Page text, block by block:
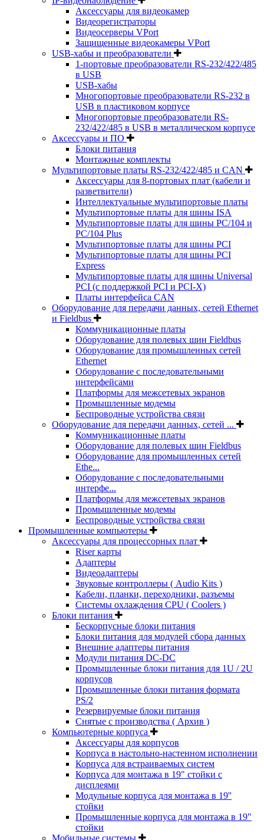
Аксессуары для видеокамер
Видеорегистраторы
Видеосерверы VPort
Защищенные видеокамеры VPort
USB-хабы и преобразователи
1-портовые преобразователи RS-232/422/485
в USB
USB-хабы
Многопортовые преобразователи RS-232 в
USB в пластиковом корпусе
Многопортовые преобразователи RS-
232/422/485 в USB в металлическом корпусе
Аксессуары и ПО
Блоки питания
Монтажные комплекты
Мультипортовые платы RS-232/422/485 и CAN
Аксессуары для 8-портовых плат (кабели и
разветвители)
Интеллектуальные мультипортовые платы
Мультипортовые платы для шины ISA
Мультипортовые платы для шины PC/104 и
PC/104 Plus
Мультипортовые платы для шины PCI
Мультипортовые платы для шины PCI
Express
Мультипортовые платы для шины Universal
PCI (с поддержкой PCI и PCI-X)
Платы интерфейса CAN
Оборудование для передачи данных, сетей Ethernet
и Fieldbus
Коммуникационные платы
Оборудование для полевых шин Fieldbus
Оборудование для промышленных сетей
Ethernet
Оборудование с последовательными
интерфейсами
Платформы для межсетевых экранов
Промышленные модемы
Беспроводные устройства связи
Оборудование для передачи данных, сетей ...
Коммуникационные платы
Оборудование для полевых шин Fieldbus
Оборудование для промышленных сетей
Ethe...
Оборудование с последовательными
интерфе...
Платформы для межсетевых экранов
Промышленные модемы
Беспроводные устройства связи
Промышленные компьютеры
Аксессуары для процессорных плат
Riser карты
Адаптеры
Видеоадаптеры
Звуковые контроллеры ( Audio Kits )
Кабели, планки, переходники, разъемы
Системы охлаждения CPU ( Coolers )
Блоки питания
Бескорпусные блоки питания
Блоки питания для модулей сбора данных
Внешние адаптеры питания
Модули питания DC-DC
Промышленные блоки питания для 1U / 2U
корпусов
Промышленные блоки питания формата
PS/2
Резервируемые блоки питания
Снятые с производства ( Архив )
Компьютерные корпуса
Аксессуары для корпусов
Корпуса в настольно-настенном исполнении
Корпуса для встраиваемых систем
Корпуса для монтажа в 19" стойки с
дисплеями
Модульные корпуса для монтажа в 19''
стойки
Промышленные корпуса для монтажа в 19"
стойки
Мобильные системы